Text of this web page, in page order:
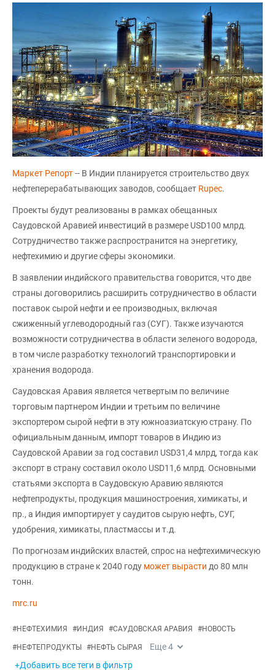
Маркет Репорт-- В Индии планируется строительство двух
нефтеперерабатывающих заводов, сообщает Rupec.
Проекты будут реализованы в рамках обещанных
Саудовской Аравией инвестиций в размере USD100 млрд.
Сотрудничество также распространится на энергетику,
нефтехимию и другие сферы экономики.
В заявлении индийского правительства говорится, что две
страны договорились расширить сотрудничество в области
поставок сырой нефти и ее производных, включая
сжиженный углеводородный газ (СУГ). Также изучаются
возможности сотрудничества в области зеленого водорода,
в том числе разработку технологий транспортировки и
хранения водорода.
Саудовская Аравия является четвертым по величине
торговым партнером Индии и третьим по величине
экспортером сырой нефти в эту южноазиатскую страну. По
официальным данным, импорт товаров в Индию из
Саудовской Аравии за год составил USD31,4 млрд, тогда как
экспорт в страну составил около USD11,6 млрд. Основными
статьями экспорта в Саудовскую Аравию являются
нефтепродукты, продукция машиностроения, химикаты, и
пр., а Индия импортирует у саудитов сырую нефть, СУГ,
удобрения, химикаты, пластмассы и т.д.
По прогнозам индийских властей, спрос на нефтехимическую
продукцию в стране к 2040 году может вырасти до 80 млн
тонн.
mrc.ru
#НЕФТЕХИМИЯ #ИНДИЯ #САУДОВСКАЯ АРАВИЯ #НОВОСТЬ
#НЕФТЕПРОДУКТЫ #НЕФТЬ СЫРАЯ Еще4
+Добавить все теги в фильтр